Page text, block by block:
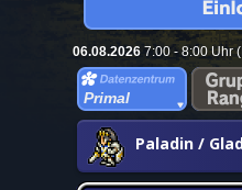
06.08.2026 7:00 - 8:00 Uhr
Primal
Paladin /